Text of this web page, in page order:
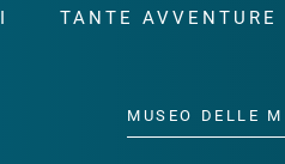
TANTE AVVENTURE
MUSEO DELLE